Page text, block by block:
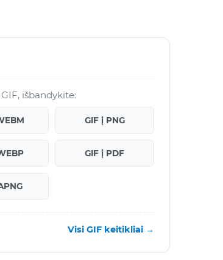
išbandykite:
GIF į PNG
GIF į PDF
Visi GIF keitikliai →